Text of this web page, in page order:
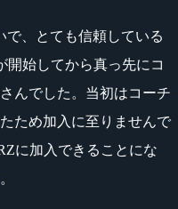
で、とても信頼している
始してから真っ先にコ
んでした。当初はコーチ
ため加入に至りませんで
に加入できることにな